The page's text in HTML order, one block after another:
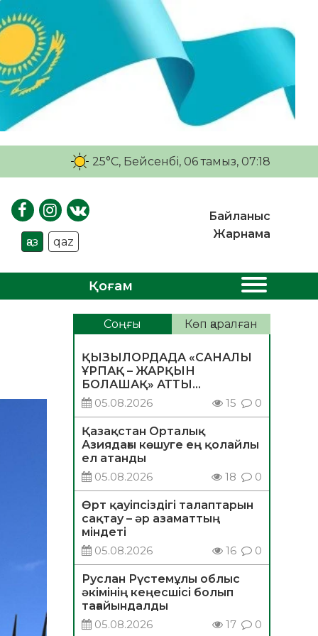
25°C, Бейсенбі, 06 тамыз, 07:18
қаз qaz
Байланыс
Жарнама
Қоғам
Соңғы Көп қаралған
ҚЫЗЫЛОРДАДА «САНАЛЫ
ҰРПАҚ – ЖАРҚЫН
БОЛАШАҚ» АТТЫ
КЕҢЕЙТІЛГЕН МӘЖІЛІС
ӨТТІ
05.08.2026 15 0
Қазақстан Орталық
Азиядағы көшуге ең қолайлы
ел атанды
05.08.2026
18 0
Өрт қауіпсіздігі талаптарын
сақтау – әр азаматтың
міндеті
05.08.2026
16 0
Руслан Рүстемұлы облыс
әкімінің кеңесшісі болып
тағайындалды
05.08.2026
17 0